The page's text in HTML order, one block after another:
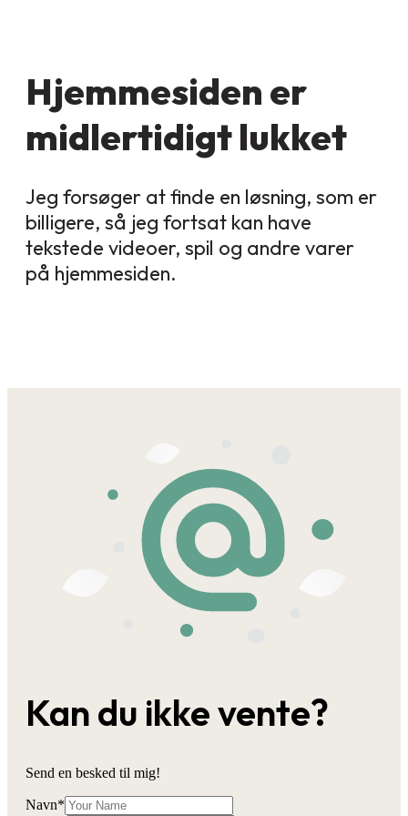
Hjemmesiden er
midlertidigt lukket
Jeg forsøger at finde en løsning, som er
billigere, så jeg fortsat kan have
tekstede videoer, spil og andre varer
på hjemmesiden.
Kan du ikke vente?
Send en besked til mig!
Navn*